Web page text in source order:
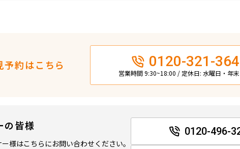
約はこちら 0120-321-364
営業時間 9:30~18:00 / 定休日: 水曜日・年
の皆様
様はこちらにお問い合わせください。
0120-496-